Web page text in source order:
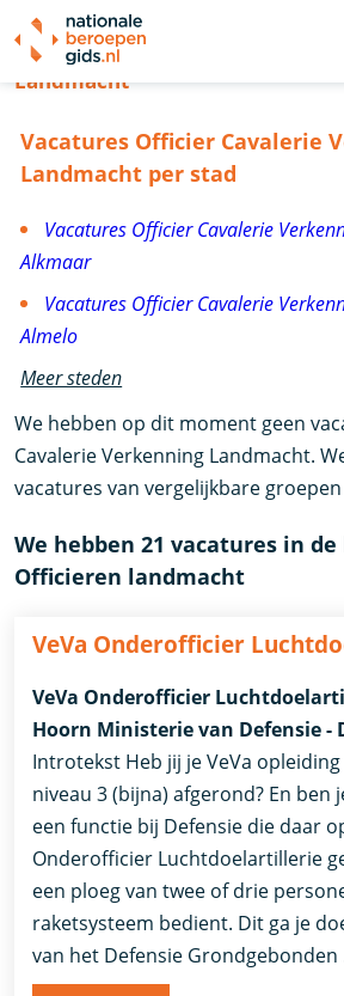
Vacatures Officier Cavalerie
Landmacht
Vacatures Officier Cavalerie
Landmacht per stad
Vacatures Officier Cavalerie
Alkmaar
Vacatures Officier Cavalerie
Almelo
Meer steden
We hebben op dit moment geen
Cavalerie Verkenning Landmacht.
vacatures van vergelijkbare groepen
We hebben 21 vacatures in
Officieren landmacht
VeVa Onderofficier
VeVa Onderofficier
Hoorn Ministerie van Defensie -
Introtekst Heb jij je VeVa
niveau 3 (bijna) afgerond? En ben
een functie bij Defensie die daar
Onderofficier Luchtdoelartillerie
een ploeg van twee of drie
raketsysteem bedient. Dit ga je
van het Defensie